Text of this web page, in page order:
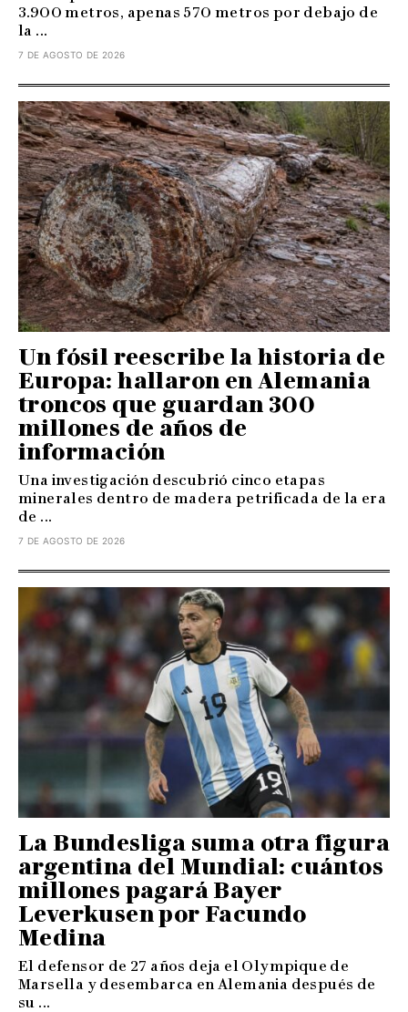
3.900 metros, apenas 570 metros por debajo de
la ...
7 DE AGOSTO DE 2026
Un fósil reescribe la historia de
Europa: hallaron en Alemania
troncos que guardan 300
millones de años de
información
Una investigación descubrió cinco etapas
minerales dentro de madera petrificada de la era
de ...
7 DE AGOSTO DE 2026
La Bundesliga suma otra figura
argentina del Mundial: cuántos
millones pagará Bayer
Leverkusen por Facundo
Medina
El defensor de 27 años deja el Olympique de
Marsella y desembarca en Alemania después de
su ...